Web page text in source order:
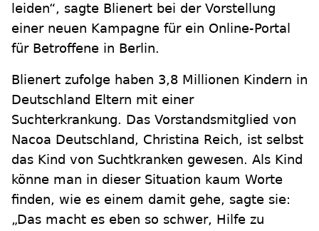
leiden“, sagte Blienert bei der Vorstellung
einer neuen Kampagne für ein Online-Portal
für Betroffene in Berlin.
Blienert zufolge haben 3,8 Millionen Kindern in
Deutschland Eltern mit einer
Suchterkrankung. Das Vorstandsmitglied von
Nacoa Deutschland, Christina Reich, ist selbst
das Kind von Suchtkranken gewesen. Als Kind
könne man in dieser Situation kaum Worte
finden, wie es einem damit gehe, sagte sie:
„Das macht es eben so schwer, Hilfe zu